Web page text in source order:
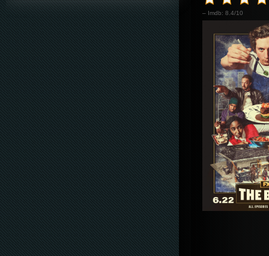
– Imdb: 8.4/10